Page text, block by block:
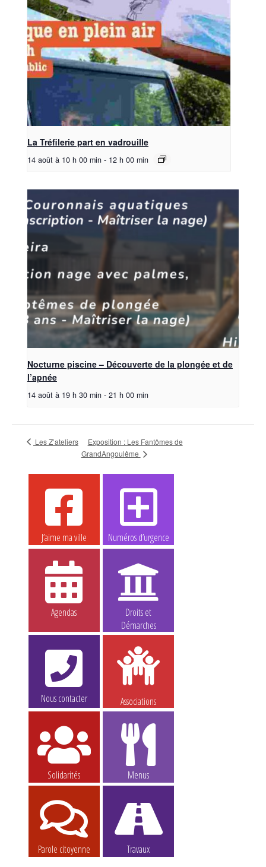
La Tréfilerie part en vadrouille
14 août à 10 h 00 min - 12 h 00 min
Nocturne piscine – Découverte de la plongée et de
l’apnée
14 août à 19 h 30 min - 21 h 00 min
Les Z’ateliers
Exposition : Les Fantômes de
GrandAngoulême
J’aime ma ville Numéros d’urgence
Agendas
Droits et
Démarches
Nous contacter Associations
Solidarités Menus
Parole citoyenne Travaux